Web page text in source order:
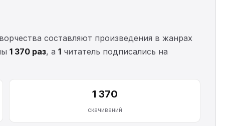
составляют произведения в жанрах
1 370 раз, а 1 читатель подписались на
1 370
скачиваний